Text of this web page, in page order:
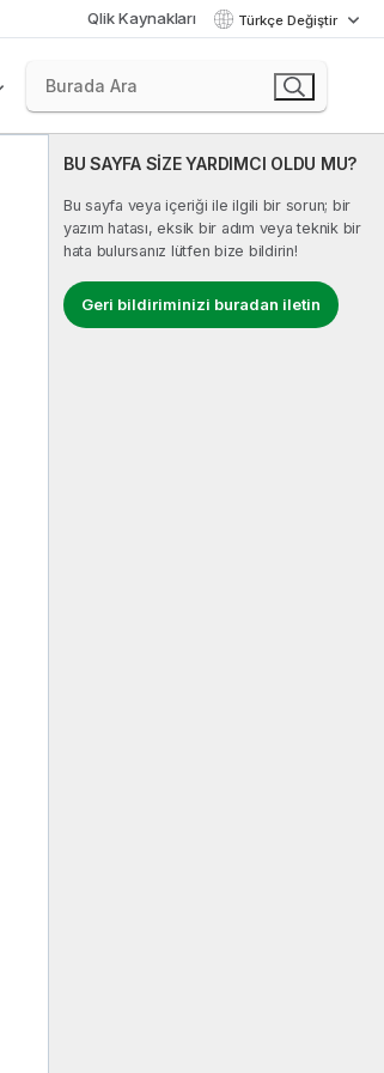
Qlik Kaynakları Türkçe Değiştir
BU SAYFA SİZE YARDIMCI OLDU MU?
Bu sayfa veya içeriği ile ilgili bir sorun; bir
yazım hatası, eksik bir adım veya teknik bir
hata bulursanız lütfen bize bildirin!
Geri bildiriminizi buradan iletin